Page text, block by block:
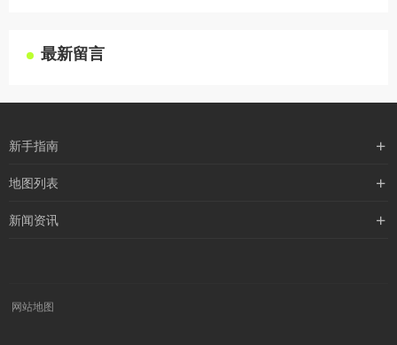
最新留言
新手指南
购买流程
地图列表
最新文章
新闻资讯
媒体新闻
网站地图